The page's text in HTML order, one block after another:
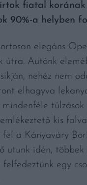
fiatal
90%-a helyben
elegáns
útra. Autónk
nehéz nem
elhagyva
túlzások
kis
fel a Kányaváry
utunk idén, többek
felfedeztünk egy